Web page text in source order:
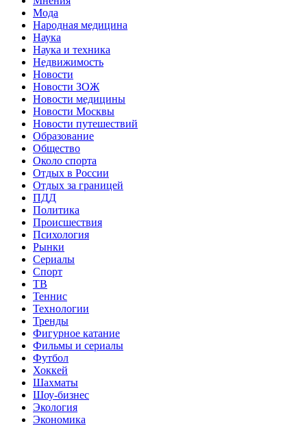
Мода
Народная медицина
Наука
Наука и техника
Недвижимость
Новости
Новости ЗОЖ
Новости медицины
Новости Москвы
Новости путешествий
Образование
Общество
Около спорта
Отдых в России
Отдых за границей
ПДД
Политика
Происшествия
Психология
Рынки
Сериалы
Спорт
ТВ
Теннис
Технологии
Тренды
Фигурное катание
Фильмы и сериалы
Футбол
Хоккей
Шахматы
Шоу-бизнес
Экология
Экономика